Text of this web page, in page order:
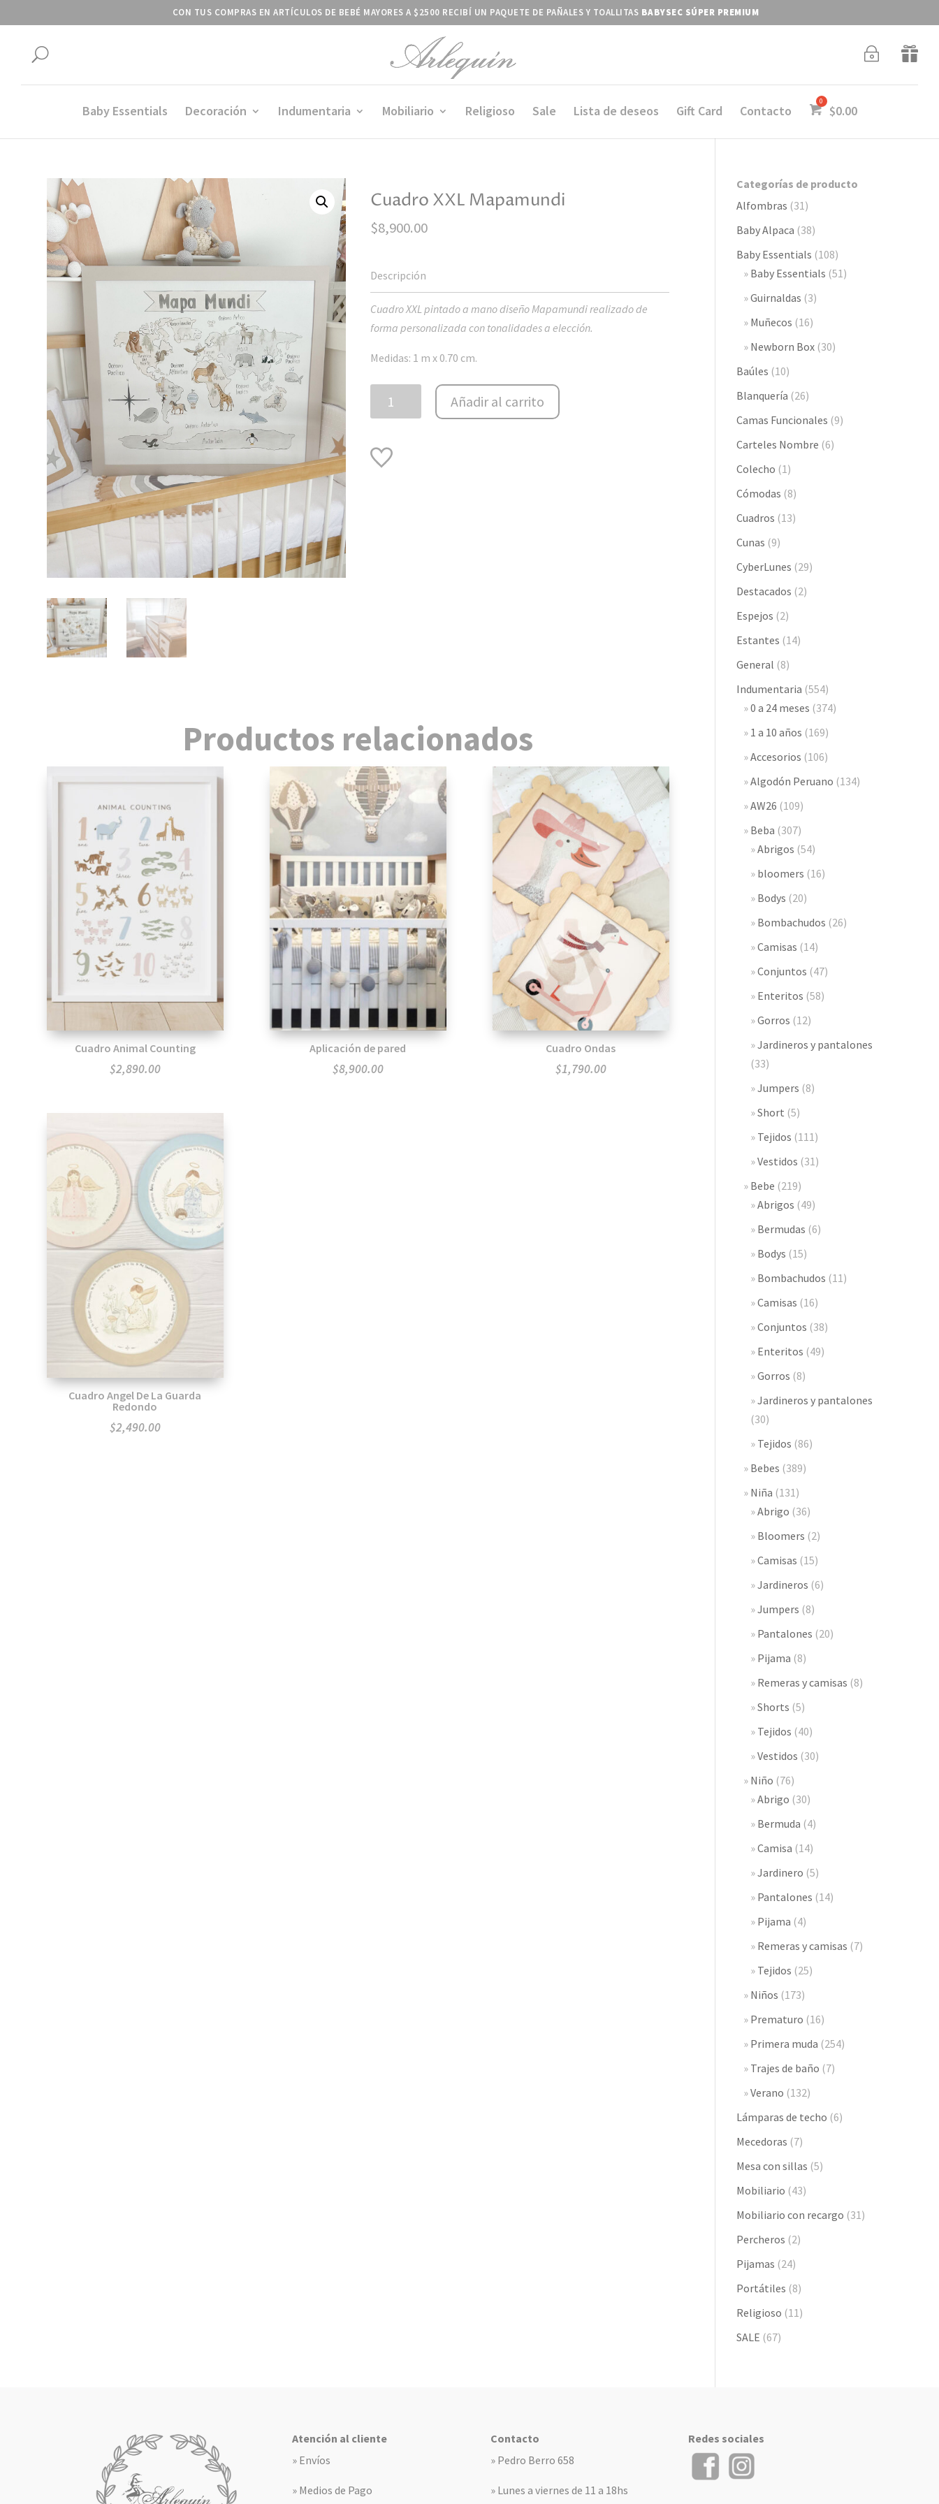
CON TUS COMPRAS EN ARTÍCULOS DE BEBÉ MAYORES A $2500 RECIBÍ UN PAQUETE DE PAÑALES Y TOALLITAS BABYSEC SÚPER PREMIUM
U ~ 
Baby Essentials Decoración Indumentaria Mobiliario Religioso Sale Lista de deseos Gift Card Contacto $0.00
Cuadro XXL Mapamundi
$8,900.00
Cuadro XXL pintado a mano diseño Mapamundi realizado de
forma personalizada con tonalidades a elección.
Medidas: 1 m x 0.70 cm.
cantidad
Añadir al carrito
Productos relacionados
Cuadro Animal Counting
$2,890.00
Aplicación de pared
$8,900.00
Cuadro Ondas
$1,790.00
Cuadro Angel De La Guarda
Redondo
$2,490.00
Categorías de producto
Alfombras (31)
Baby Alpaca (38)
Baby Essentials (108)
Baby Essentials (51)
Guirnaldas (3)
Muñecos (16)
Newborn Box (30)
Baúles (10)
Blanquería (26)
Camas Funcionales (9)
Carteles Nombre (6)
Colecho (1)
Cómodas (8)
Cuadros (13)
Cunas (9)
CyberLunes (29)
Destacados (2)
Espejos (2)
Estantes (14)
General (8)
Indumentaria (554)
0 a 24 meses (374)
1 a 10 años (169)
Accesorios (106)
Algodón Peruano (134)
AW26 (109)
Beba (307)
Abrigos (54)
bloomers (16)
Bodys (20)
Bombachudos (26)
Camisas (14)
Conjuntos (47)
Enteritos (58)
Gorros (12)
Jardineros y pantalones
(33)
Jumpers (8)
Short (5)
Tejidos (111)
Vestidos (31)
Bebe (219)
Abrigos (49)
Bermudas (6)
Bodys (15)
Bombachudos (11)
Camisas (16)
Conjuntos (38)
Enteritos (49)
Gorros (8)
Jardineros y pantalones
(30)
Tejidos (86)
Bebes (389)
Niña (131)
Abrigo (36)
Bloomers (2)
Camisas (15)
Jardineros (6)
Jumpers (8)
Pantalones (20)
Pijama (8)
Remeras y camisas (8)
Shorts (5)
Tejidos (40)
Vestidos (30)
Niño (76)
Abrigo (30)
Bermuda (4)
Camisa (14)
Jardinero (5)
Pantalones (14)
Pijama (4)
Remeras y camisas (7)
Tejidos (25)
Niños (173)
Prematuro (16)
Primera muda (254)
Trajes de baño (7)
Verano (132)
Lámparas de techo (6)
Mecedoras (7)
Mesa con sillas (5)
Mobiliario (43)
Mobiliario con recargo (31)
Percheros (2)
Pijamas (24)
Portátiles (8)
Religioso (11)
SALE (67)
Atención al cliente
» Envíos
» Medios de Pago
Contacto
» Pedro Berro 658
» Lunes a viernes de 11 a 18hs
Redes sociales